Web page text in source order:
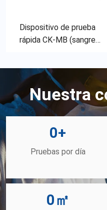
Dispositivo de prueba
rápida CK-MB (sangre
Nuestra
0+
Pruebas por día
0㎡